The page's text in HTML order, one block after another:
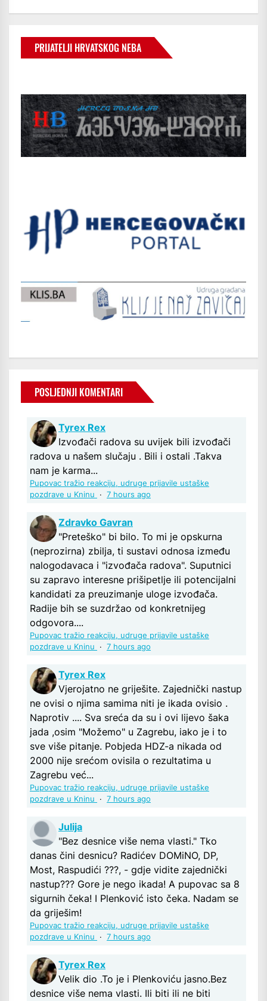
PRIJATELJI HRVATSKOG NEBA
POSLJEDNJI KOMENTARI
Tyrex Rex
Izvođači radova su uvijek bili izvođači
radova u našem slučaju . Bili i ostali .Takva
nam je karma...
Pupovac tražio reakciju, udruge prijavile ustaške
pozdrave u Kninu
· 7 hours ago
Zdravko Gavran
"Preteško" bi bilo. To mi je opskurna
(neprozirna) zbilja, ti sustavi odnosa između
nalogodavaca i "izvođača radova". Suputnici
su zapravo interesne prišipetlje ili potencijalni
kandidati za preuzimanje uloge izvođača.
Radije bih se suzdržao od konkretnijeg
odgovora....
Pupovac tražio reakciju, udruge prijavile ustaške
pozdrave u Kninu
· 7 hours ago
Tyrex Rex
Vjerojatno ne griješite. Zajednički nastup
ne ovisi o njima samima niti je ikada ovisio .
Naprotiv .... Sva sreća da su i ovi lijevo šaka
jada ,osim "Možemo" u Zagrebu, iako je i to
sve više pitanje. Pobjeda HDZ-a nikada od
2000 nije srećom ovisila o rezultatima u
Zagrebu već...
Pupovac tražio reakciju, udruge prijavile ustaške
pozdrave u Kninu
· 7 hours ago
Julija
"Bez desnice više nema vlasti." Tko
danas čini desnicu? Radićev DOMiNO, DP,
Most, Raspudići ???, - gdje vidite zajednički
nastup??? Gore je nego ikada! A pupovac sa 8
sigurnih čeka! I Plenković isto čeka. Nadam se
da griješim!
Pupovac tražio reakciju, udruge prijavile ustaške
pozdrave u Kninu
· 7 hours ago
Tyrex Rex
Velik dio .To je i Plenkoviću jasno.Bez
desnice više nema vlasti. Ili biti ili ne biti